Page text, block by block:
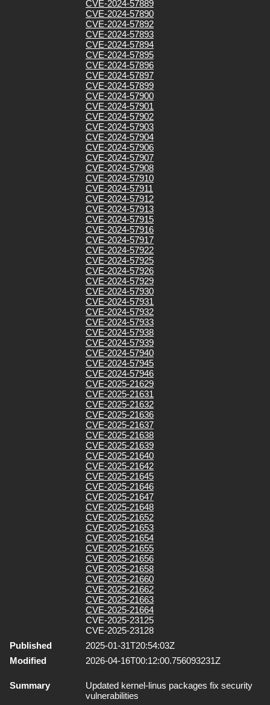
CVE-2024-57889
CVE-2024-57890
CVE-2024-57892
CVE-2024-57893
CVE-2024-57894
CVE-2024-57895
CVE-2024-57896
CVE-2024-57897
CVE-2024-57899
CVE-2024-57900
CVE-2024-57901
CVE-2024-57902
CVE-2024-57903
CVE-2024-57904
CVE-2024-57906
CVE-2024-57907
CVE-2024-57908
CVE-2024-57910
CVE-2024-57911
CVE-2024-57912
CVE-2024-57913
CVE-2024-57915
CVE-2024-57916
CVE-2024-57917
CVE-2024-57922
CVE-2024-57925
CVE-2024-57926
CVE-2024-57929
CVE-2024-57930
CVE-2024-57931
CVE-2024-57932
CVE-2024-57933
CVE-2024-57938
CVE-2024-57939
CVE-2024-57940
CVE-2024-57945
CVE-2024-57946
CVE-2025-21629
CVE-2025-21631
CVE-2025-21632
CVE-2025-21636
CVE-2025-21637
CVE-2025-21638
CVE-2025-21639
CVE-2025-21640
CVE-2025-21642
CVE-2025-21645
CVE-2025-21646
CVE-2025-21647
CVE-2025-21648
CVE-2025-21652
CVE-2025-21653
CVE-2025-21654
CVE-2025-21655
CVE-2025-21656
CVE-2025-21658
CVE-2025-21660
CVE-2025-21662
CVE-2025-21663
CVE-2025-21664
CVE-2025-23125
CVE-2025-23128
Published
2025-01-31T20:54:03Z
Modified
2026-04-16T00:12:00.756093231Z
Summary
Updated kernel-linus packages fix security
vulnerabilities